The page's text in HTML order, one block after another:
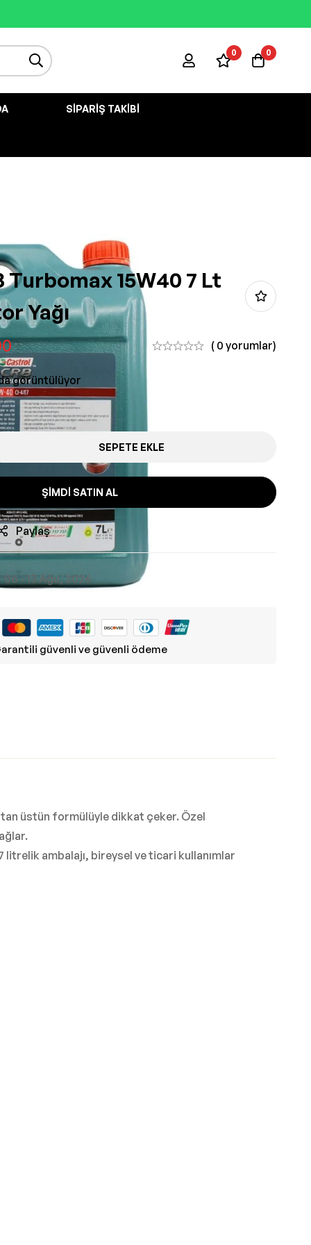
0 0
SIPARIŞ TAKIBI
Turbomax 15W40 7 Lt
Yağı
( 0 yorumlar)
görüntülüyor
SEPETE EKLE
ŞIMDI SATIN AL
Paylaş
06 - 13 Ağu, 2026
güvenli ve güvenli ödeme
üstün formülüyle dikkat çeker. Özel
ambalajı, bireysel ve ticari kullanımlar